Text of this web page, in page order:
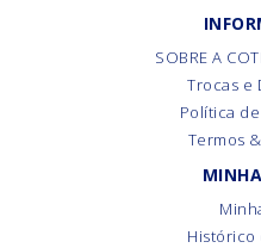
SOBRE A
Trocas e
Política
Termos